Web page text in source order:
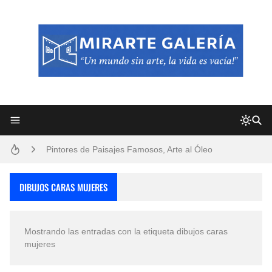
Pintores de Paisajes Famosos, Arte al Óleo
DIBUJOS CARAS MUJERES
Mostrando las entradas con la etiqueta dibujos caras
mujeres